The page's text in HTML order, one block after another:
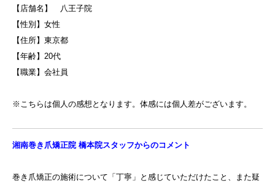
【店舗名】 八王子院
【性別】女性
【住所】東京都
【年齢】20代
【職業】会社員
※こちらは個人の感想となります。体感には個人差がございます。
湘南巻き爪矯正院 橋本院スタッフからのコメント
巻き爪矯正の施術について「丁寧」と感じていただけたこと、また疑